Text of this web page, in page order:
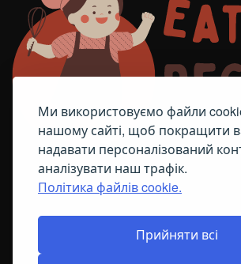
Ми використовуємо файли
нашому сайті, щоб покращити
надавати персоналізований
аналізувати наш трафік.
Політика файлів cookie.
Прийняти всі
ПОЛІТИКА ЩОДО ФАЙЛІВ